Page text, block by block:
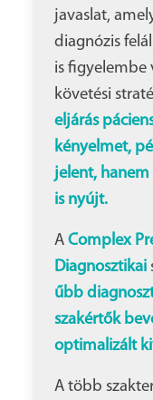
javaslat,
diagnózis
is figyelembe
követési
eljárás
kényelmet,
jelent,
is nyújt.
A Complex
Diagnosztikai
űbb
szakértők
optimalizált
A több